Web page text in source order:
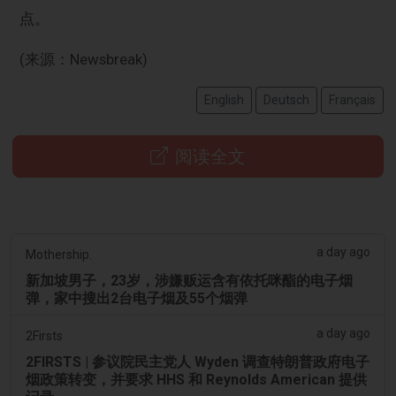
点。
(来源：Newsbreak)
English Deutsch Français
阅读全文
Mothership. a day ago
新加坡男子，23岁，涉嫌贩运含有依托咪酯的电子烟
弹，家中搜出2台电子烟及55个烟弹
2Firsts a day ago
2FIRSTS | 参议院民主党人 Wyden 调查特朗普政府电子
烟政策转变，并要求 HHS 和 Reynolds American 提供